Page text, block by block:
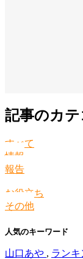
記事のカテ
すべて
情報
報告
お役立ち
その他
人気のキーワード
山口あや , ランキ